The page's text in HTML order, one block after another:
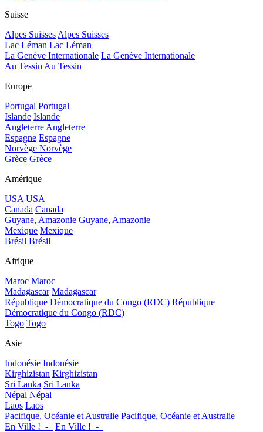
Suisse
Alpes Suisses Alpes Suisses
Lac Léman Lac Léman
La Genève Internationale La Genève Internationale
Au Tessin Au Tessin
Europe
Portugal Portugal
Islande Islande
Angleterre Angleterre
Espagne Espagne
Norvège Norvège
Grèce Grèce
Amérique
USA USA
Canada Canada
Guyane, Amazonie Guyane, Amazonie
Mexique Mexique
Brésil Brésil
Afrique
Maroc Maroc
Madagascar Madagascar
République Démocratique du Congo (RDC) République
Démocratique du Congo (RDC)
Togo Togo
Asie
Indonésie Indonésie
Kirghizistan Kirghizistan
Sri Lanka Sri Lanka
Népal Népal
Laos Laos
Pacifique, Océanie et Australie Pacifique, Océanie et Australie
En Ville !_-_
En Ville !_-_